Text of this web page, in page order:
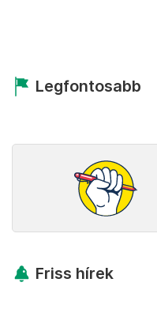
Legfontosabb
Friss hírek